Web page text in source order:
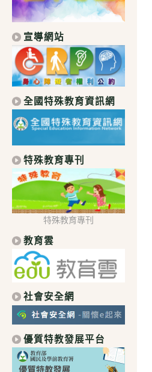
宣導網站
全國特殊教育資訊網
特殊教育專刊
特殊教育專刊
教育雲
社會安全網
優質特教發展平台